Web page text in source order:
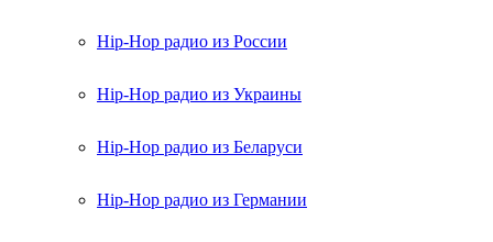
Hip-Hop радио из России
Hip-Hop радио из Украины
Hip-Hop радио из Беларуси
Hip-Hop радио из Германии